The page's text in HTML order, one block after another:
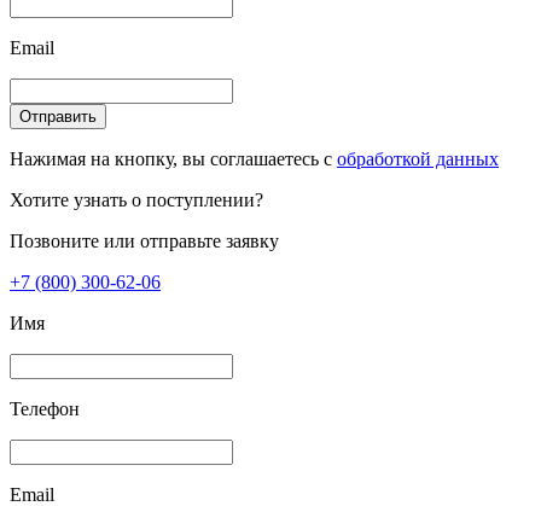
Email
Отправить
Нажимая на кнопку, вы соглашаетесь с обработкой данных
Хотите узнать о поступлении?
Позвоните или отправьте заявку
+7 (800) 300-62-06
Имя
Телефон
Email